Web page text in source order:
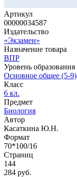
Артикул
00000034587
Издательство
«Экзамен»
Назначение товара
ВПР
Уровень образования
Основное общее (5-9)
Класс
6 кл.
Предмет
Биология
Автор
Касаткина Ю.Н.
Формат
70*100/16
Страниц
144
284 руб.